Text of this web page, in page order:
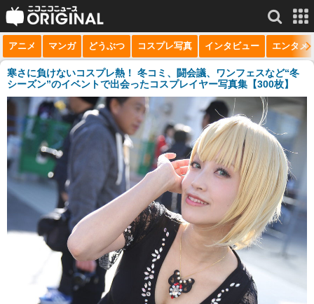
サービス一覧 もっと見る
niconico
動画
生放送
ニュース
チャンネル
マンガ
ニコニコQ
アニメ マンガ どうぶつ コスプレ写真 インタビュー エンタメ
寒さに負けないコスプレ熱！ 冬コミ、闘会議、ワンフェスなど“冬
シーズン”のイベントで出会ったコスプレイヤー写真集【300枚】